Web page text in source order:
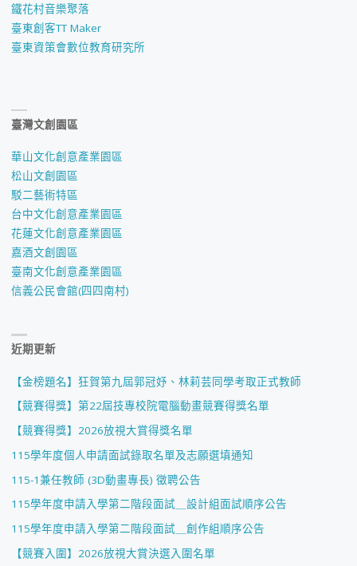
鐵花村音樂聚落
臺東創客TT Maker
臺東資策會數位教育研究所
臺灣文創園區
華山文化創意產業園區
松山文創園區
駁二藝術特區
台中文化創意產業園區
花蓮文化創意產業園區
嘉酒文創園區
臺南文化創意產業園區
信義公民會館(四四南村)
近期更新
【金榜題名】狂賀第九屆郭冠妤、林莉芸同學考取正式教師
【競賽得獎】第22屆技專校院電腦動畫競賽得獎名單
【競賽得獎】2026放視大賞得獎名單
115學年度個人申請面試錄取名單及志願選填通知
115-1兼任教師 (3D動畫專長) 徵聘公告
115學年度申請入學第二階段面試＿設計組面試順序公告
115學年度申請入學第二階段面試＿創作組順序公告
【競賽入圍】2026放視大賞決選入圍名單